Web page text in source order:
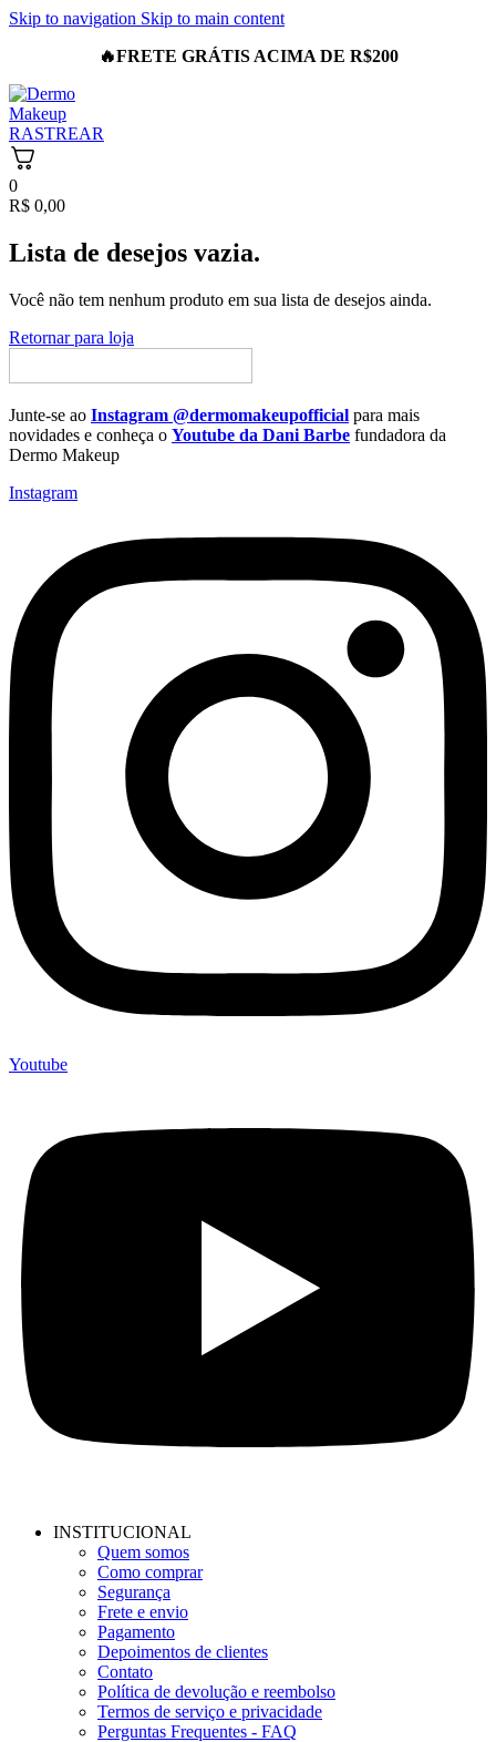
Skip to navigation Skip to main content
🔥FRETE GRÁTIS ACIMA DE R$200
RASTREAR
0
R$ 0,00
Lista de desejos vazia.
Você não tem nenhum produto em sua lista de desejos ainda.
Retornar para loja
Junte-se ao Instagram @dermomakeupofficial para mais
novidades e conheça o Youtube da Dani Barbe fundadora da
Dermo Makeup
Instagram
Youtube
INSTITUCIONAL
Quem somos
Como comprar
Segurança
Frete e envio
Pagamento
Depoimentos de clientes
Contato
Política de devolução e reembolso
Termos de serviço e privacidade
Perguntas Frequentes - FAQ